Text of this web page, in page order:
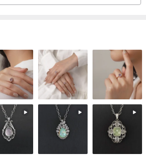
の加減などにより、写真と実物の色合いが
ます。ご注文の際は、写真の詳細と商品情
きください。
確認ください。万が一、お届けした商品が
がある場合は返品をお受けいたします。し
、サイズ違い、色合いの違い、また配送過
客様都合による返品・返金はお受けできま